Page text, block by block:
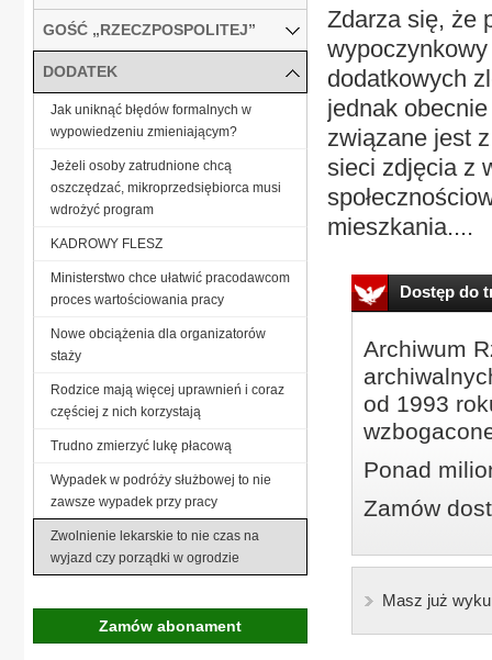
Zdarza się, że
dodatkowych
jednak
związane jest
sieci zdjęcia z
mieszkania....
Dostęp do
Archiwum
od 1993
Ponad
Zamów
Masz już
GOŚĆ „RZECZPOSPOLITEJ”
DODATEK
Jak uniknąć błędów formalnych w
wypowiedzeniu zmieniającym?
Jeżeli osoby zatrudnione chcą
oszczędzać, mikroprzedsiębiorca musi
wdrożyć program
KADROWY FLESZ
Ministerstwo chce ułatwić pracodawcom
proces wartościowania pracy
Nowe obciążenia dla organizatorów
staży
Rodzice mają więcej uprawnień i coraz
częściej z nich korzystają
Trudno zmierzyć lukę płacową
Wypadek w podróży służbowej to nie
zawsze wypadek przy pracy
Zwolnienie lekarskie to nie czas na
wyjazd czy porządki w ogrodzie
Zamów abonament